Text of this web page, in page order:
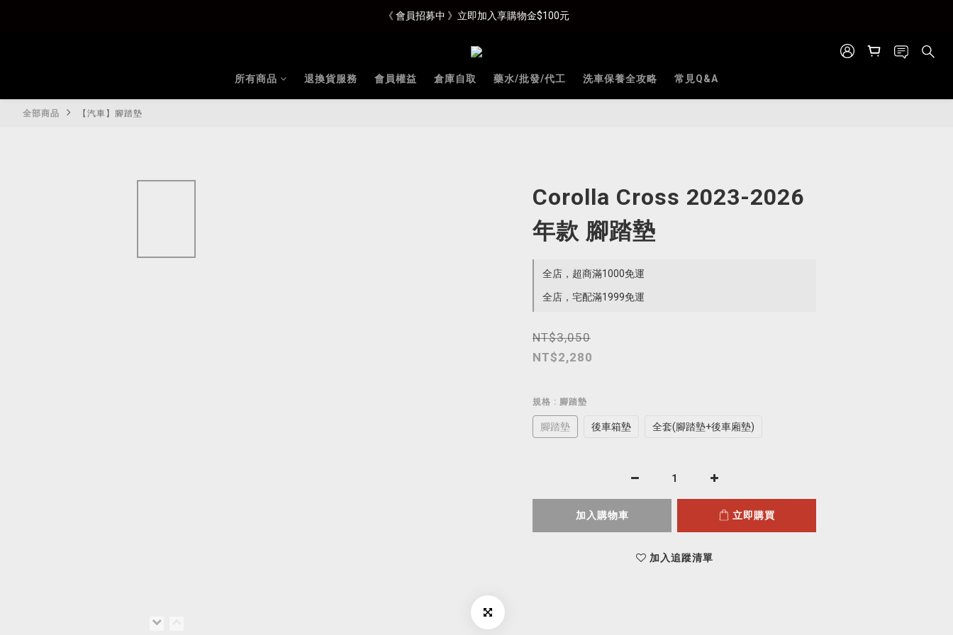
《 會員招募中 》立即加入享購物金$100元
所有商品 退換貨服務 會員權益 倉庫自取 藥水/批發/代工 洗車保養全攻略 常見Q&A
全部商品 【汽車】腳踏墊
Corolla Cross 2023-2026
年款 腳踏墊
全店，超商滿1000免運
全店，宅配滿1999免運
NT$3,050
NT$2,280
規格 : 腳踏墊
腳踏墊 後車箱墊 全套(腳踏墊+後車廂墊)
加入購物車 立即購買
加入追蹤清單